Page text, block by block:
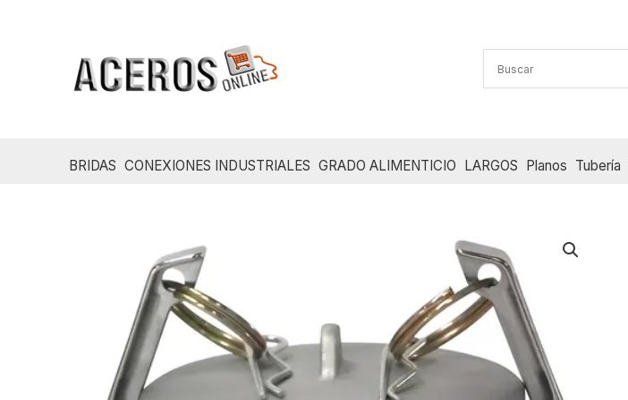
BRIDAS CONEXIONES INDUSTRIALES GRADO ALIMENTICIO LARGOS Planos Tubería